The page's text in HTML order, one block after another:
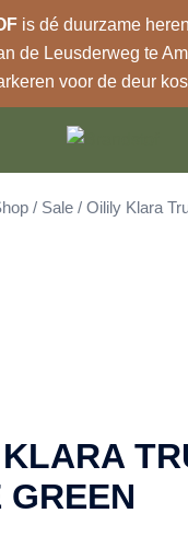
is dé duurzame
de Leusderweg te
voor de deur
/ Sale / Oilily Klara